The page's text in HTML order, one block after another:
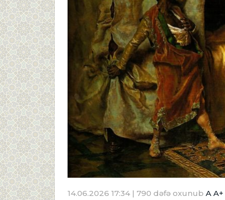
14.06.2026 17:34 | 790 dəfə oxunub A A+